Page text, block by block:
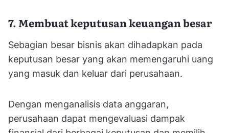
7. Membuat keputusan keuangan besar
Sebagian besar bisnis akan dihadapkan pada
keputusan besar yang akan memengaruhi uang
yang masuk dan keluar dari perusahaan.
Dengan menganalisis data anggaran,
perusahaan dapat mengevaluasi dampak